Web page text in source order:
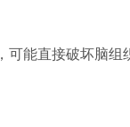
能直接破坏脑组